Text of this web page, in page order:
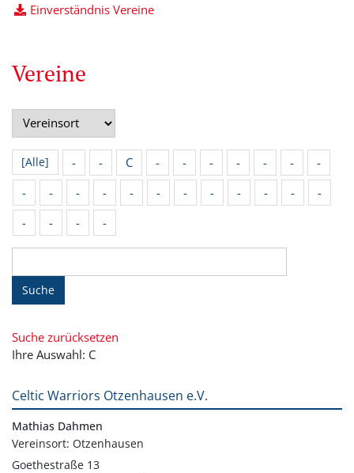
Einverständnis Vereine
Vereine
[Alle] - - C - - - - - -
-
-
- - - - - - - - - -
-
-
- - -
Suche
Suche zurücksetzen
Ihre Auswahl: C
Celtic Warriors Otzenhausen e.V.
Mathias Dahmen
Vereinsort: Otzenhausen
Goethestraße 13